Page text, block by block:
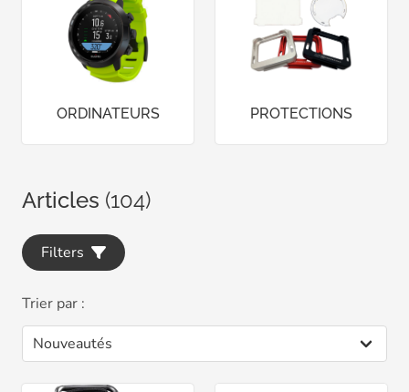
ORDINATEURS PROTECTIONS
Articles (104)
Filters
Trier par :